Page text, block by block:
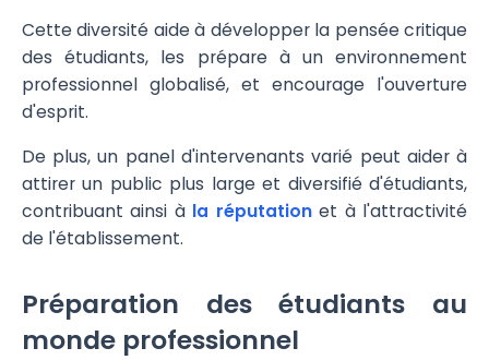
Cette diversité aide à développer la pensée critique
des étudiants, les prépare à un environnement
professionnel globalisé, et encourage l'ouverture
d'esprit.
De plus, un panel d'intervenants varié peut aider à
attirer un public plus large et diversifié d'étudiants,
contribuant ainsi à la réputationet à l'attractivité
de l'établissement.
Préparation des étudiants au
monde professionnel